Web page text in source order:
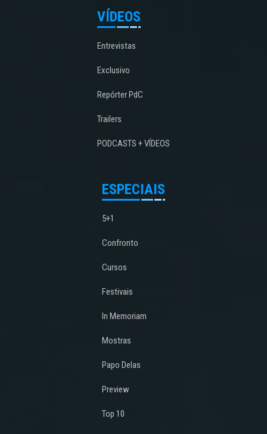
VÍDEOS
Entrevistas
Exclusivo
Repórter PdC
Trailers
PODCASTS + VÍDEOS
ESPECIAIS
5+1
Confronto
Cursos
Festivais
In Memoriam
Mostras
Papo Delas
Preview
Top 10